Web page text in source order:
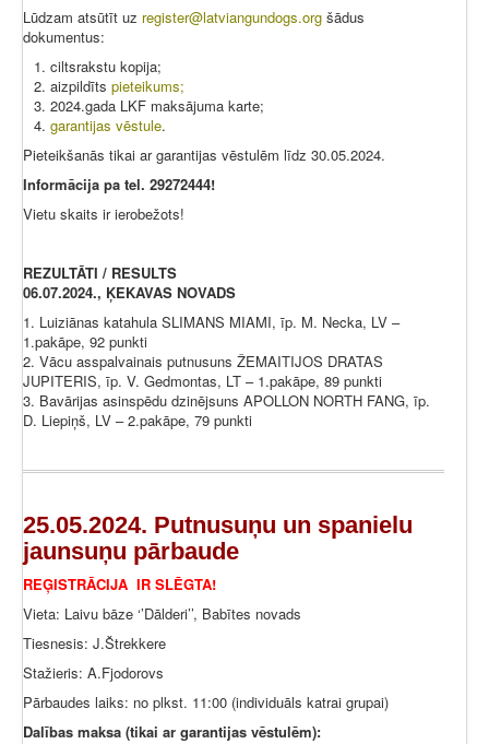
Lūdzam atsūtīt uz register@latviangundogs.org šādus
dokumentus:
ciltsrakstu kopija;
aizpildīts pieteikums;
2024.gada LKF maksājuma karte;
garantijas vēstule.
Pieteikšanās tikai ar garantijas vēstulēm līdz 30.05.2024.
Informācija pa tel. 29272444!
Vietu skaits ir ierobežots!
REZULTĀTI / RESULTS
06.07.2024., ĶEKAVAS NOVADS
1. Luiziānas katahula SLIMANS MIAMI, īp. M. Necka, LV –
1.pakāpe, 92 punkti
2. Vācu asspalvainais putnusuns ŽEMAITIJOS DRATAS
JUPITERIS, īp. V. Gedmontas, LT – 1.pakāpe, 89 punkti
3. Bavārijas asinspēdu dzinējsuns APOLLON NORTH FANG, īp.
D. Liepiņš, LV – 2.pakāpe, 79 punkti
25.05.2024. Putnusuņu un spanielu
jaunsuņu pārbaude
REĢISTRĀCIJA IR SLĒGTA!
Vieta: Laivu bāze ‘’Dālderi’’, Babītes novads
Tiesnesis: J.Štrekkere
Stažieris: A.Fjodorovs
Pārbaudes laiks: no plkst. 11:00 (individuāls katrai grupai)
Dalības maksa (tikai ar garantijas vēstulēm):